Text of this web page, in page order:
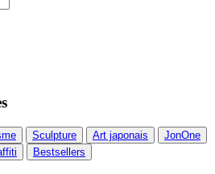
Sculpture Art japonais
JonOne
Bestsellers